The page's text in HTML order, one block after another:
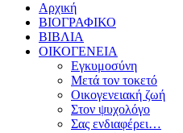
Αρχική
ΒΙΟΓΡΑΦΙΚΟ
ΒΙΒΛΙΑ
ΟΙΚΟΓΕΝΕΙΑ
Εγκυμοσύνη
Μετά τον τοκετό
Οικογενειακή ζωή
Στον ψυχολόγο
Σας ενδιαφέρει…